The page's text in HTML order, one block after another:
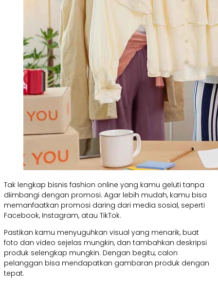
Tak lengkap bisnis fashion online yang kamu geluti tanpa
diimbangi dengan promosi. Agar lebih mudah, kamu bisa
memanfaatkan promosi daring dari media sosial, seperti
Facebook, Instagram, atau TikTok.
Pastikan kamu menyuguhkan visual yang menarik, buat
foto dan video sejelas mungkin, dan tambahkan deskripsi
produk selengkap mungkin. Dengan begitu, calon
pelanggan bisa mendapatkan gambaran produk dengan
tepat.